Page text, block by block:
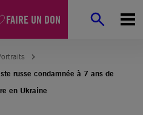
FAIRE UN DON
russe condamnée à 7 ans de
en Ukraine